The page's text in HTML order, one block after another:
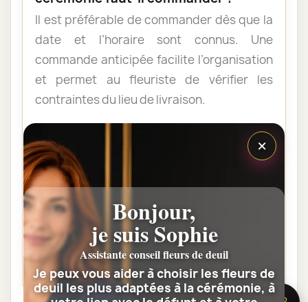
Il est préférable de commander dès que la
date et l’horaire sont connus. Une
commande anticipée facilite l’organisation
et permet au fleuriste de vérifier les
contraintes du lieu de livraison.
Les fleurs peuvent-elles être livrées
au domicile de la famille ?
Oui. Une composition de condoléances
peut être livrée au domicile avant ou après
la cérémonie. Vérifiez simplement que
quelqu’un pourra réceptionner les fleurs.
×
Bonjour,
je suis Sophie
Assistante conseil fleurs de deuil
Je peux vous aider à choisir les fleurs de
deuil les plus adaptées à la cérémonie, à